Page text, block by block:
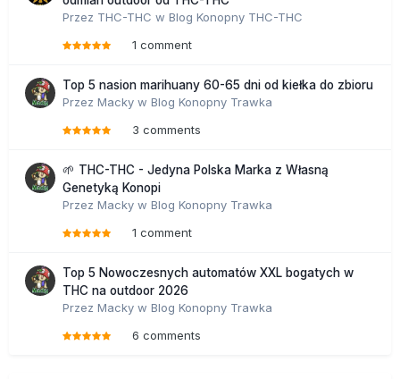
Przez THC-THC w Blog Konopny THC-THC
1 comment
Top 5 nasion marihuany 60-65 dni od kiełka do zbioru
Przez Macky w Blog Konopny Trawka
3 comments
🌱 THC-THC - Jedyna Polska Marka z Własną
Genetyką Konopi
Przez Macky w Blog Konopny Trawka
1 comment
Top 5 Nowoczesnych automatów XXL bogatych w
THC na outdoor 2026
Przez Macky w Blog Konopny Trawka
6 comments